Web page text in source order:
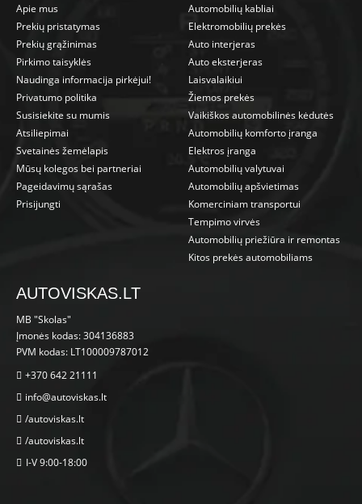
Apie mus
Prekių pristatymas
Prekių grąžinimas
Pirkimo taisyklės
Naudinga informacija pirkėjui!
Privatumo politika
Susisiekite su mumis
Atsiliepimai
Svetainės žemėlapis
Mūsų kolegos bei partneriai
Pageidavimų sąrašas
Prisijungti
Automobilių kabliai
Elektromobilių prekės
Auto interjeras
Auto eksterjeras
Laisvalaikiui
Žiemos prekės
Vaikiškos automobilinės kėdutės
Automobilių komforto įranga
Elektros įranga
Automobilių valytuvai
Automobilių apšvietimas
Komerciniam transportui
Tempimo virvės
Automobilių priežiūra ir remontas
Kitos prekės automobiliams
AUTOVISKAS.LT
MB "Skolas"
Įmonės kodas: 304136883
PVM kodas: LT100009787012
+370 642 21111
info@autoviskas.lt
/autoviskas.lt
/autoviskas.lt
I-V 9:00-18:00